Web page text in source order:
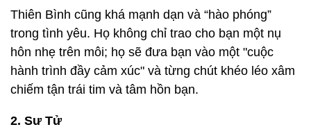
Thiên Bình cũng khá mạnh dạn và “hào phóng”
trong tình yêu. Họ không chỉ trao cho bạn một nụ
hôn nhẹ trên môi; họ sẽ đưa bạn vào một "cuộc
hành trình đầy cảm xúc" và từng chút khéo léo xâm
chiếm tận trái tim và tâm hồn bạn.
2. Sư Tử